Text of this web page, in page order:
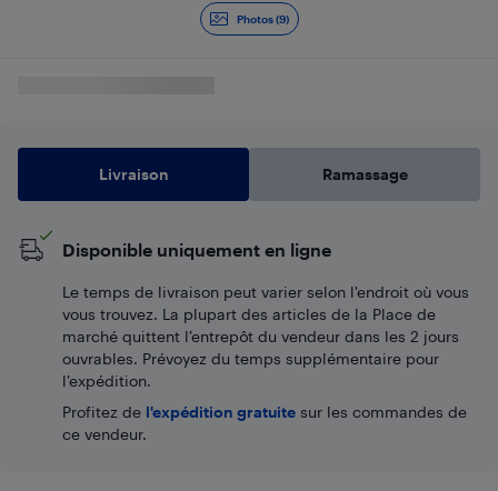
Photos (9)
Livraison Ramassage
Disponible uniquement en ligne
Le temps de livraison peut varier selon l'endroit où vous
vous trouvez. La plupart des articles de la Place de
marché quittent l’entrepôt du vendeur dans les 2 jours
ouvrables. Prévoyez du temps supplémentaire pour
l’expédition.
Profitez de l'expédition gratuite sur les commandes de
ce vendeur.